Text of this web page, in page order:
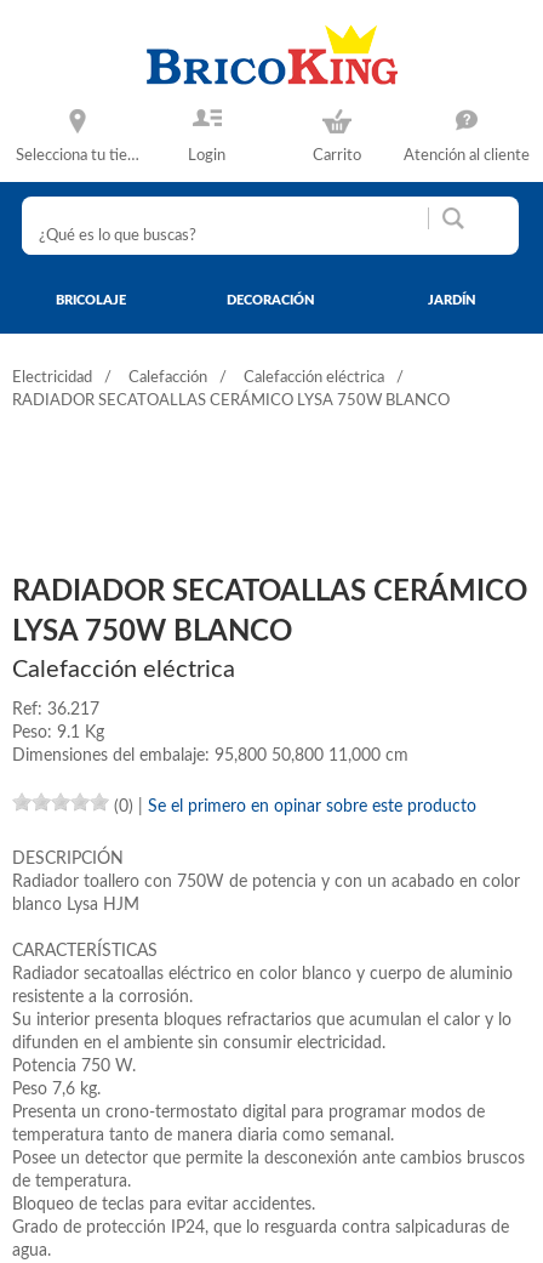
Selecciona tu tienda Login Carrito Atención al cliente
BRICOLAJE DECORACIÓN JARDÍN
Electricidad Calefacción
Calefacción eléctrica
RADIADOR SECATOALLAS CERÁMICO LYSA 750W BLANCO
RADIADOR SECATOALLAS CERÁMICO
LYSA 750W BLANCO
Calefacción eléctrica
Ref: 36.217
Peso: 9.1 Kg
Dimensiones del embalaje: 95,800 50,800 11,000 cm
(0) Se el primero en opinar sobre este producto
DESCRIPCIÓN
Radiador toallero con 750W de potencia y con un acabado en color
blanco Lysa HJM
CARACTERÍSTICAS
Radiador secatoallas eléctrico en color blanco y cuerpo de aluminio
resistente a la corrosión.
Su interior presenta bloques refractarios que acumulan el calor y lo
difunden en el ambiente sin consumir electricidad.
Potencia 750 W.
Peso 7,6 kg.
Presenta un crono-termostato digital para programar modos de
temperatura tanto de manera diaria como semanal.
Posee un detector que permite la desconexión ante cambios bruscos
de temperatura.
Bloqueo de teclas para evitar accidentes.
Grado de protección IP24, que lo resguarda contra salpicaduras de
agua.